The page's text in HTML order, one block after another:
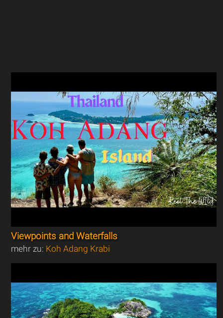
Viewpoints and Waterfalls
mehr zu: Koh Adang Krabi